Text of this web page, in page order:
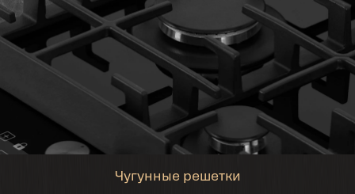
Чугунные решетки